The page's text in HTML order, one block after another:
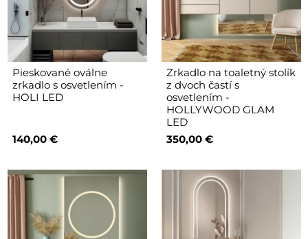
Pieskované oválne
zrkadlo s osvetlením -
HOLI LED
140,00 €
Zrkadlo na toaletný stolík
z dvoch častí s
osvetlením -
HOLLYWOOD GLAM
LED
350,00 €